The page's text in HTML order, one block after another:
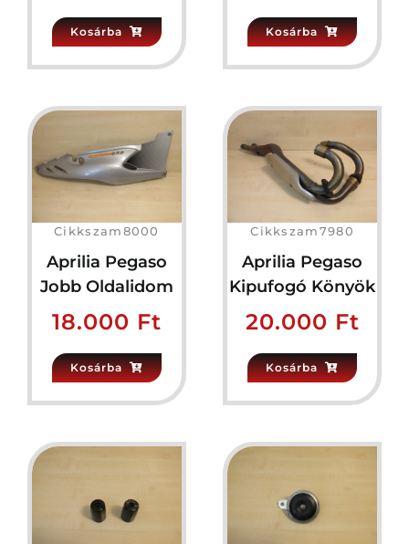
Kosárba Kosárba
Cikkszam8000
Aprilia Pegaso
Jobb Oldalidom
18.000 Ft
Kosárba
Cikkszam7980
Aprilia Pegaso
Kipufogó Könyök
20.000 Ft
Kosárba